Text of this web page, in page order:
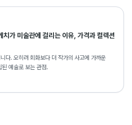
가 미술관에 걸리는 이유, 가격과 컬렉션
다. 오히려 회화보다 더 작가의 사고에 가까운
된 예술로 보는 관점.